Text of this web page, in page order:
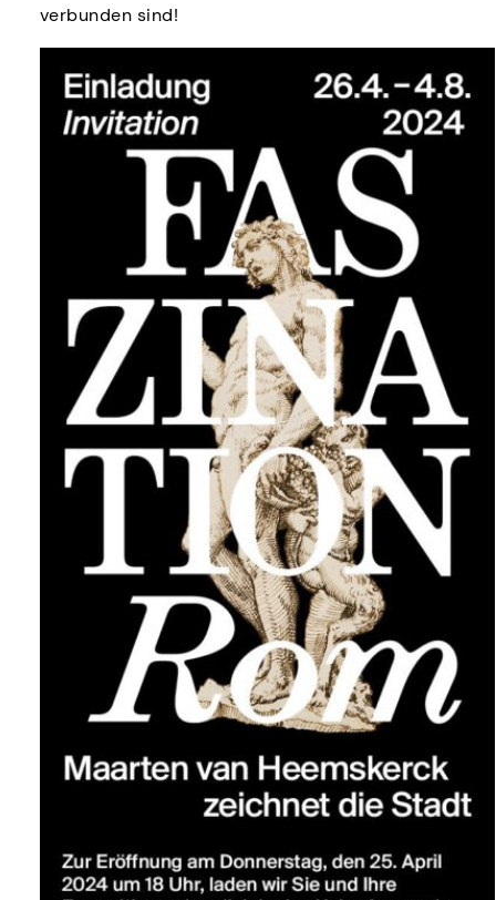
verbunden sind!